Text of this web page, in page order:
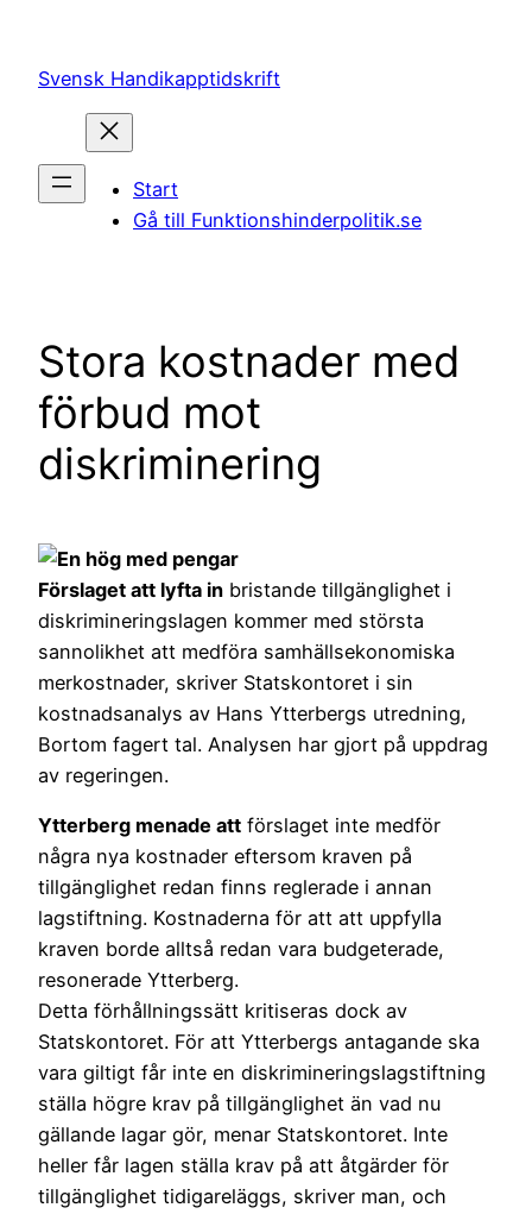
innehåll
Svensk Handikapptidskrift
Start
Gå till Funktionshinderpolitik.se
Stora kostnader med
förbud mot
diskriminering
Förslaget att lyfta in bristande tillgänglighet i
diskrimineringslagen kommer med största
sannolikhet att medföra samhällsekonomiska
merkostnader, skriver Statskontoret i sin
kostnadsanalys av Hans Ytterbergs utredning,
Bortom fagert tal. Analysen har gjort på uppdrag
av regeringen.
Ytterberg menade att förslaget inte medför
några nya kostnader eftersom kraven på
tillgänglighet redan finns reglerade i annan
lagstiftning. Kostnaderna för att att uppfylla
kraven borde alltså redan vara budgeterade,
resonerade Ytterberg.
Detta förhållningssätt kritiseras dock av
Statskontoret. För att Ytterbergs antagande ska
vara giltigt får inte en diskrimineringslagstiftning
ställa högre krav på tillgänglighet än vad nu
gällande lagar gör, menar Statskontoret. Inte
heller får lagen ställa krav på att åtgärder för
tillgänglighet tidigareläggs, skriver man, och